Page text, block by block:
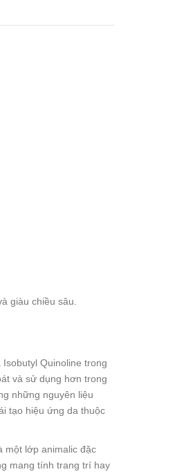
giàu chiều sâu.
Isobutyl Quinoline trong
và sử dụng hơn trong
những nguyên liệu
tạo hiệu ứng da thuộc
một lớp animalic đặc
mang tính trang trí hay